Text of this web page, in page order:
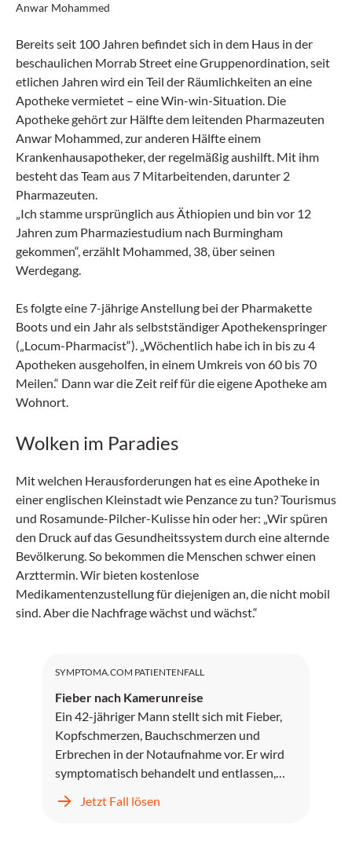
Anwar Mohammed
Bereits seit 100 Jahren befindet sich in dem Haus in der
beschaulichen Morrab Street eine Gruppenordination, seit
etlichen Jahren wird ein Teil der Räumlichkeiten an eine
Apotheke vermietet – eine Win-win-Situation. Die
Apotheke gehört zur Hälfte dem leitenden Pharmazeuten
Anwar Mohammed, zur anderen Hälfte einem
Krankenhausapotheker, der regelmäßig aushilft. Mit ihm
besteht das Team aus 7 Mitarbeitenden, darunter 2
Pharmazeuten.
„Ich stamme ursprünglich aus Äthiopien und bin vor 12
Jahren zum Pharmaziestudium nach Burmingham
gekommen“, erzählt Mohammed, 38, über seinen
Werdegang.
Es folgte eine 7-jährige Anstellung bei der Pharmakette
Boots und ein Jahr als selbstständiger Apothekenspringer
(„Locum-Pharmacist“). „Wöchentlich habe ich in bis zu 4
Apotheken ausgeholfen, in einem Umkreis von 60 bis 70
Meilen.“ Dann war die Zeit reif für die eigene Apotheke am
Wohnort.
Wolken im Paradies
Mit welchen Herausforderungen hat es eine Apotheke in
einer englischen Kleinstadt wie Penzance zu tun? Tourismus
und Rosamunde-Pilcher-Kulisse hin oder her: „Wir spüren
den Druck auf das Gesundheitssystem durch eine alternde
Bevölkerung. So bekommen die Menschen schwer einen
Arzttermin. Wir bieten kostenlose
Medikamentenzustellung für diejenigen an, die nicht mobil
sind. Aber die Nachfrage wächst und wächst.“
SYMPTOMA.COM PATIENTENFALL
Fieber nach Kamerunreise
Ein 42-jähriger Mann stellt sich mit Fieber,
Kopfschmerzen, Bauchschmerzen und
Erbrechen in der Notaufnahme vor. Er wird
symptomatisch behandelt und entlassen,
kehrt jedoch zwei Tage später mit
unstillbarem Erbrechen, Kopfschmerzen und
Jetzt Fall lösen